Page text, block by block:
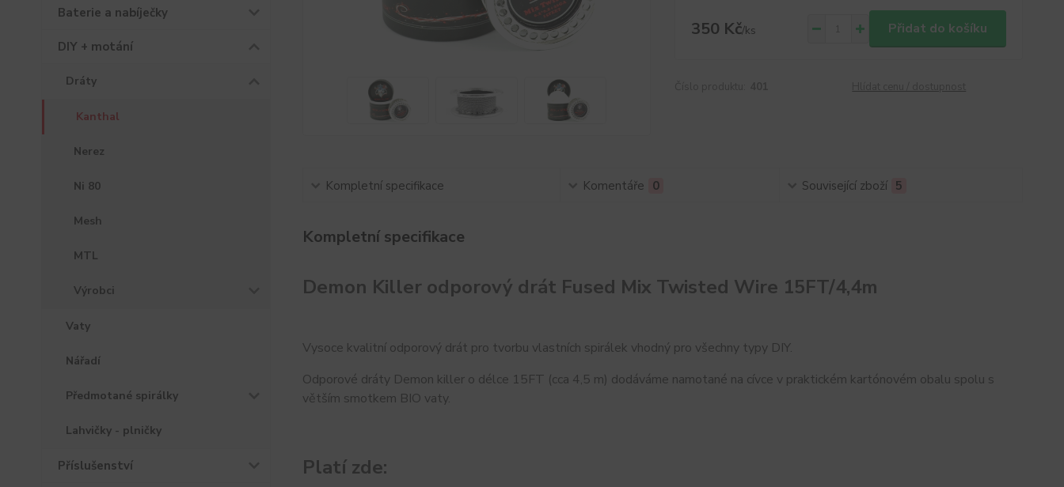
Baterie a nabíječky
DIY + motání
Dráty
Kanthal
Nerez
Ni 80
Mesh
MTL
Výrobci
Vaty
Nářadí
Předmotané spirálky
Lahvičky - plničky
Příslušenství
350 Kč/ks Přidat do košíku
Kompletní specifikace Komentáře 0 Související zboží 5
Kompletní specifikace
Demon Killer odporový drát Fused Mix Twisted Wire 15FT/4,4m
Vysoce kvalitní odporový drát pro tvorbu vlastních spirálek vhodný pro všechny typy DIY.
Odporové dráty Demon killer o délce 15FT (cca 4,5 m) dodáváme namotané na cívce v praktickém kartónovém obalu spolu s
větším smotkem BIO vaty.
Platí zde: